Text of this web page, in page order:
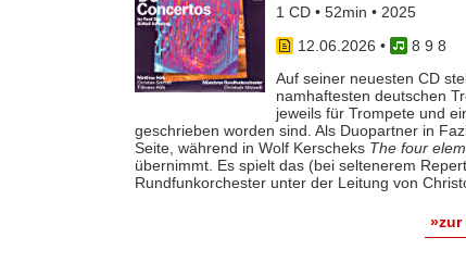
1 CD • 52min • 2025
12.06.2026 •
8 9 8
Auf seiner neuesten CD
namhaftesten deutschen
jeweils für Trompete und
geschrieben worden sind. Als Duopartner in
Seite, während in Wolf Kerscheks The four
übernimmt. Es spielt das (bei seltenerem
Rundfunkorchester unter der Leitung von
»zur